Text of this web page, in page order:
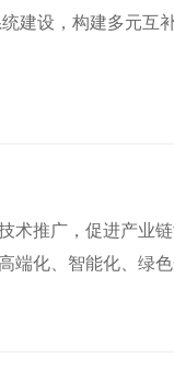
建设，构建多元互
推广，促进产业
化、智能化、绿